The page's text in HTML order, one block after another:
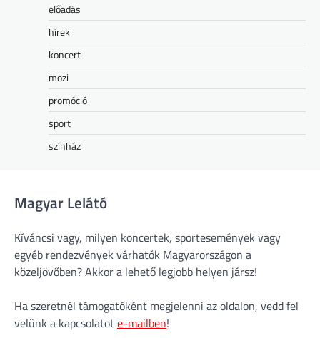
előadás
hírek
koncert
mozi
promóció
sport
színház
Magyar Lelátó
Kíváncsi vagy, milyen koncertek, sportesemények vagy
egyéb rendezvények várhatók Magyarországon a
közeljövőben? Akkor a lehető legjobb helyen jársz!
Ha szeretnél támogatóként megjelenni az oldalon, vedd fel
velünk a kapcsolatote-mailben!